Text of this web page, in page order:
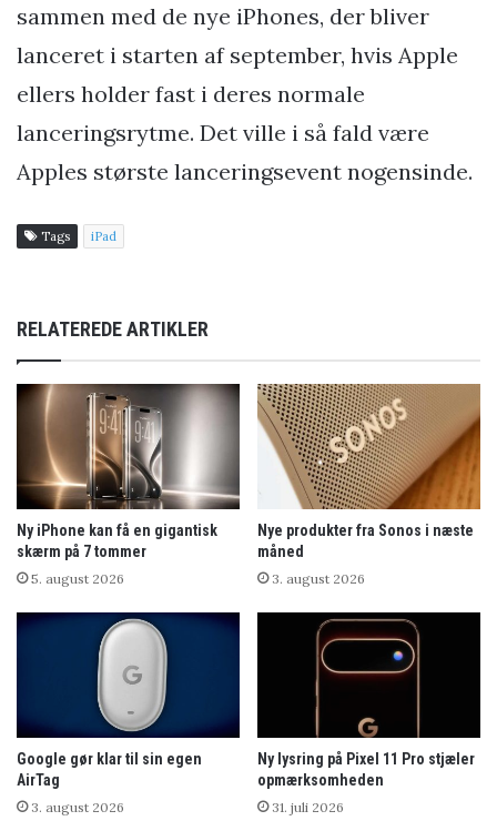
sammen med de nye iPhones, der bliver
lanceret i starten af september, hvis Apple
ellers holder fast i deres normale
lanceringsrytme. Det ville i så fald være
Apples største lanceringsevent nogensinde.
Tags iPad
RELATEREDE ARTIKLER
Ny iPhone kan få en gigantisk
skærm på 7 tommer
5. august 2026
Nye produkter fra Sonos i næste
måned
3. august 2026
Google gør klar til sin egen
AirTag
3. august 2026
Ny lysring på Pixel 11 Pro stjæler
opmærksomheden
31. juli 2026